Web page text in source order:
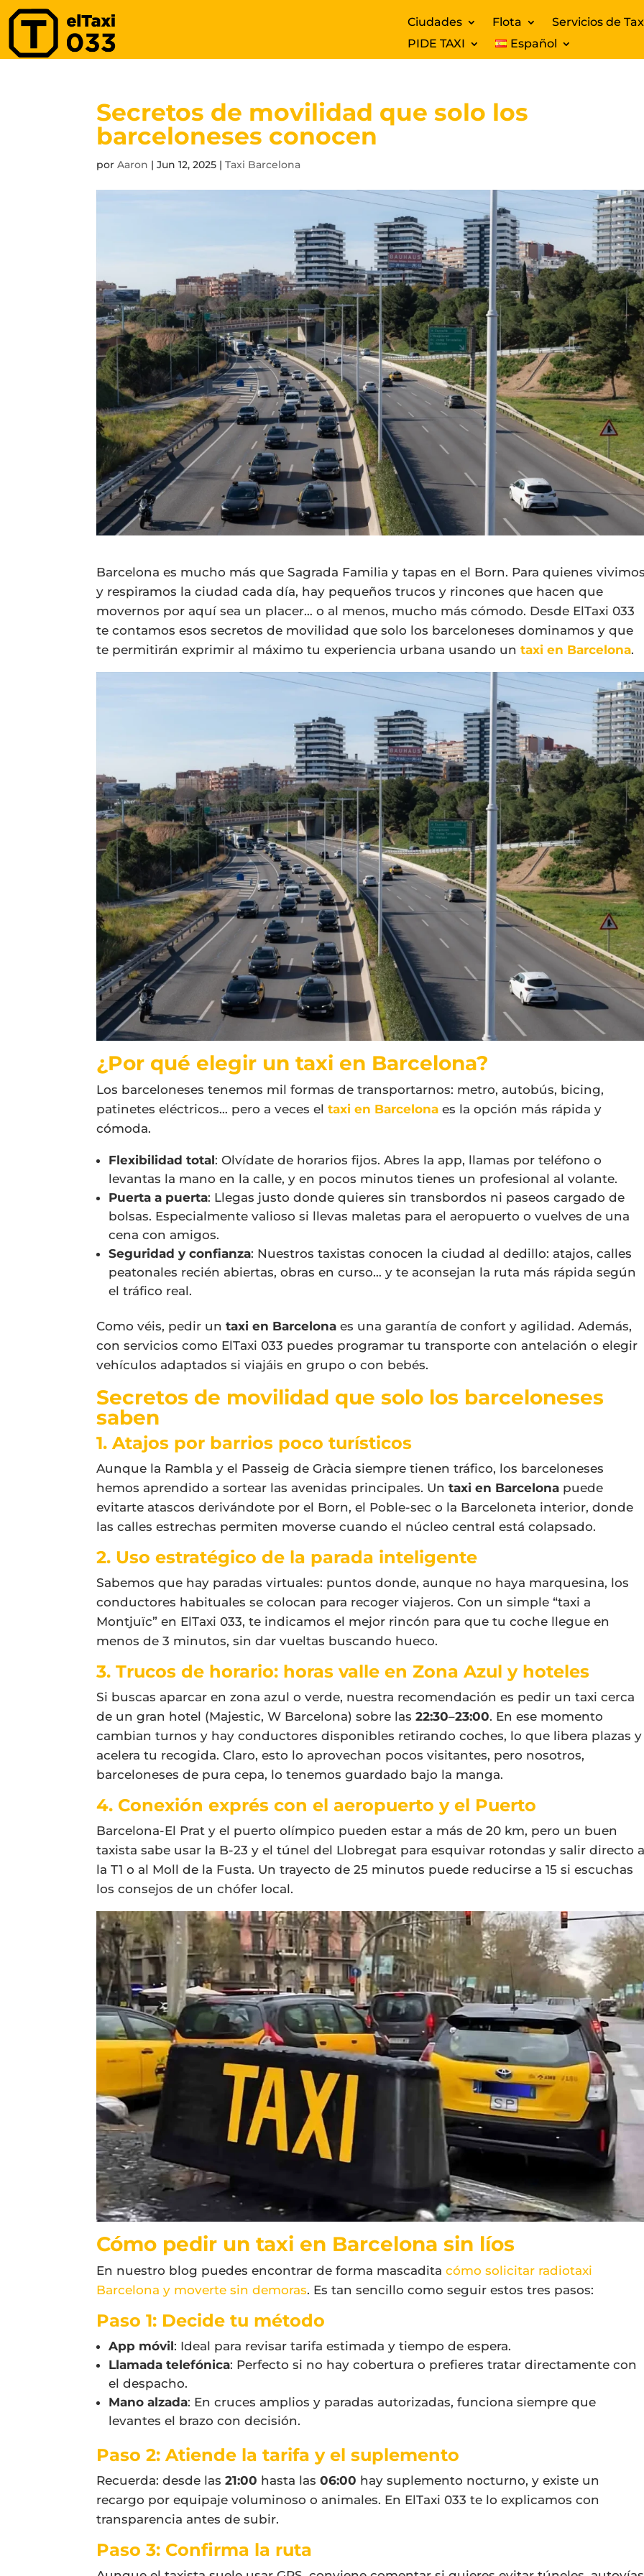
Ciudades Flota
Servicios de
PIDE TAXI
Español
Secretos de movilidad que solo los
barceloneses conocen
porAaron |Jun 12, 2025 |Taxi Barcelona
Barcelona es mucho más que Sagrada Familia y tapas en el Born. Para quienes
y respiramos la ciudad cada día, hay pequeños trucos y rincones que hacen que
movernos por aquí sea un placer… o al menos, mucho más cómodo. Desde ElTaxi 033
te contamos esos secretos de movilidad que solo los barceloneses dominamos y que
te permitirán exprimir al máximo tu experiencia urbana usando untaxi en Barcelona.
¿Por qué elegir un taxi en Barcelona?
Los barceloneses tenemos mil formas de transportarnos: metro, autobús, bicing,
patinetes eléctricos… pero a veces eltaxi en Barcelona es la opción más rápida y
cómoda.
Flexibilidad total: Olvídate de horarios fijos. Abres la app, llamas por teléfono o
levantas la mano en la calle, y en pocos minutos tienes un profesional al volante.
Puerta a puerta: Llegas justo donde quieres sin transbordos ni paseos cargado de
bolsas. Especialmente valioso si llevas maletas para el aeropuerto o vuelves de una
cena con amigos.
Seguridad y confianza: Nuestros taxistas conocen la ciudad al dedillo: atajos, calles
peatonales recién abiertas, obras en curso… y te aconsejan la ruta más rápida según
el tráfico real.
Como véis, pedir untaxi en Barcelona es una garantía de confort y agilidad. Además,
con servicios como ElTaxi 033 puedes programar tu transporte con antelación o elegir
vehículos adaptados si viajáis en grupo o con bebés.
Secretos de movilidad que solo los barceloneses
saben
1. Atajos por barrios poco turísticos
Aunque la Rambla y el Passeig de Gràcia siempre tienen tráfico, los barceloneses
hemos aprendido a sortear las avenidas principales. Untaxi en Barcelona puede
evitarte atascos derivándote por el Born, el Poble-sec o la Barceloneta interior, donde
las calles estrechas permiten moverse cuando el núcleo central está colapsado.
2. Uso estratégico de la parada inteligente
Sabemos que hay paradas virtuales: puntos donde, aunque no haya marquesina, los
conductores habituales se colocan para recoger viajeros. Con un simple “taxi a
Montjuïc” en ElTaxi 033, te indicamos el mejor rincón para que tu coche llegue en
menos de 3 minutos, sin dar vueltas buscando hueco.
3. Trucos de horario: horas valle en Zona Azul y hoteles
Si buscas aparcar en zona azul o verde, nuestra recomendación es pedir un taxi cerca
de un gran hotel (Majestic, W Barcelona) sobre las22:30–23:00. En ese momento
cambian turnos y hay conductores disponibles retirando coches, lo que libera plazas y
acelera tu recogida. Claro, esto lo aprovechan pocos visitantes, pero nosotros,
barceloneses de pura cepa, lo tenemos guardado bajo la manga.
4. Conexión exprés con el aeropuerto y el Puerto
Barcelona-El Prat y el puerto olímpico pueden estar a más de 20 km, pero un buen
taxista sabe usar la B-23 y el túnel del Llobregat para esquivar rotondas y salir directo
la T1 o al Moll de la Fusta. Un trayecto de 25 minutos puede reducirse a 15 si escuchas
los consejos de un chófer local.
Cómo pedir un taxi en Barcelona sin líos
En nuestro blog puedes encontrar de forma mascaditacómo solicitar radiotaxi
Barcelona y moverte sin demoras. Es tan sencillo como seguir estos tres pasos:
Paso 1: Decide tu método
App móvil: Ideal para revisar tarifa estimada y tiempo de espera.
Llamada telefónica: Perfecto si no hay cobertura o prefieres tratar directamente con
el despacho.
Mano alzada: En cruces amplios y paradas autorizadas, funciona siempre que
levantes el brazo con decisión.
Paso 2: Atiende la tarifa y el suplemento
Recuerda: desde las21:00 hasta las06:00 hay suplemento nocturno, y existe un
recargo por equipaje voluminoso o animales. En ElTaxi 033 te lo explicamos con
transparencia antes de subir.
Paso 3: Confirma la ruta